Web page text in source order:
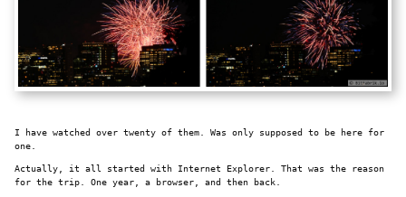
I have watched over twenty of them. Was only supposed to be here for
one.
Actually, it all started with Internet Explorer. That was the reason
for the trip. One year, a browser, and then back.